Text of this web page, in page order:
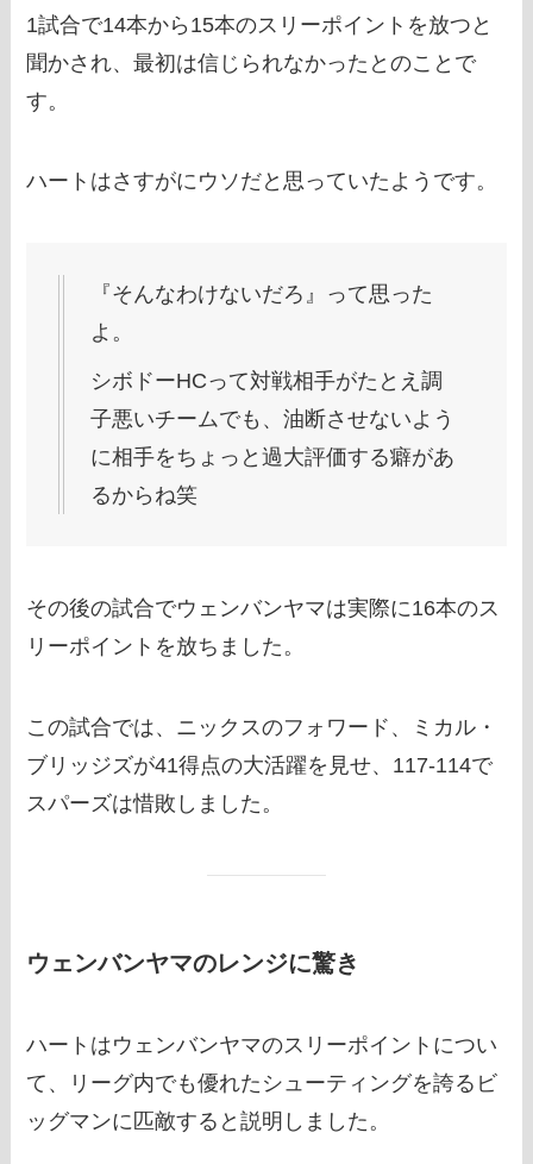
1試合で14本から15本のスリーポイントを放つと
聞かされ、最初は信じられなかったとのことで
す。
ハートはさすがにウソだと思っていたようです。
『そんなわけないだろ』って思った
よ。
シボドーHCって対戦相手がたとえ調
子悪いチームでも、油断させないよう
に相手をちょっと過大評価する癖があ
るからね笑
その後の試合でウェンバンヤマは実際に16本のス
リーポイントを放ちました。
この試合では、ニックスのフォワード、ミカル・
ブリッジズが41得点の大活躍を見せ、117-114で
スパーズは惜敗しました。
ウェンバンヤマのレンジに驚き
ハートはウェンバンヤマのスリーポイントについ
て、リーグ内でも優れたシューティングを誇るビ
ッグマンに匹敵すると説明しました。